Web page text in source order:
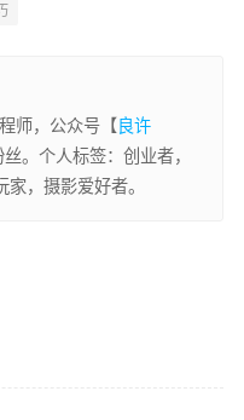
师，公众号【 良许
。个人标签：创业者，
，摄影爱好者。